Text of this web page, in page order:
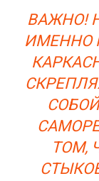
ВАЖНО!
ИМЕННО
ТОМ,